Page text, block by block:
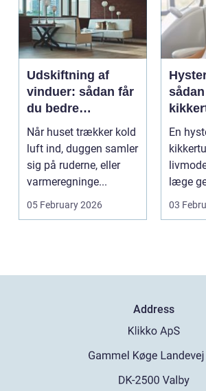
Udskiftning af
vinduer: sådan får
du bedre
indeklima og
lavere
varmeregning
Når huset trækker kold
luft ind, duggen samler
sig på ruderne, eller
varmeregninge...
05 February 2026
se af
En
læge
og
03
Address